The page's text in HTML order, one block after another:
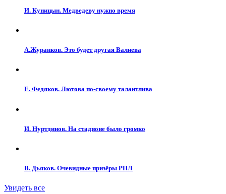
И. Куницын. Медведеву нужно время
А.Журанков. Это будет другая Валиева
Е. Федяков. Лютова по-своему талантлива
И. Нуртдинов. На стадионе было громко
В. Дьяков. Очевидные призёры РПЛ
Увидеть все